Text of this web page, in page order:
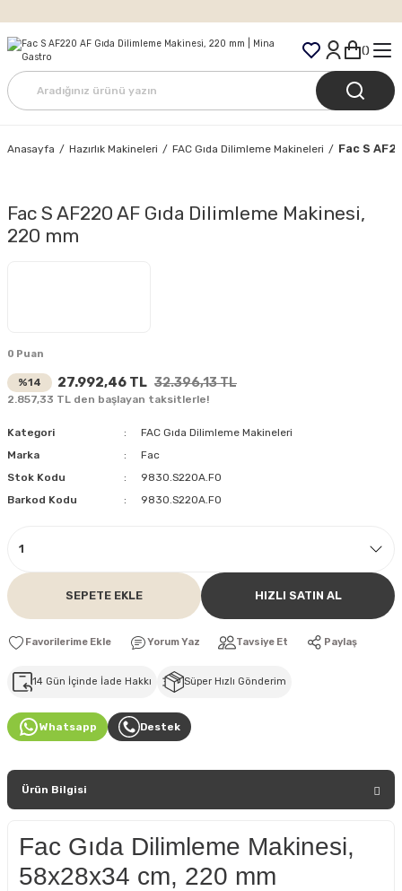
Tüm Siparişlerde Ücretsiz Kargo
Anasayfa Hazırlık Makineleri FAC Gıda Dilimleme Makineleri Fac S
Fac S AF220 AF Gıda Dilimleme Makinesi,
220 mm
0 Puan
%14 27.992,46 TL 32.396,13 TL
2.857,33 TL den başlayan taksitlerle!
Kategori
FAC Gıda Dilimleme Makineleri
Marka
Fac
Stok Kodu
9830.S220A.F0
Barkod Kodu
9830.S220A.F0
SEPETE EKLE HIZLI SATIN AL
Yorum Yaz Tavsiye Et Paylaş
14 Gün İçinde İade Hakkı Süper Hızlı Gönderim
Whatsapp Destek
Ürün Bilgisi
Fac Gıda Dilimleme Makinesi,
58x28x34 cm, 220 mm